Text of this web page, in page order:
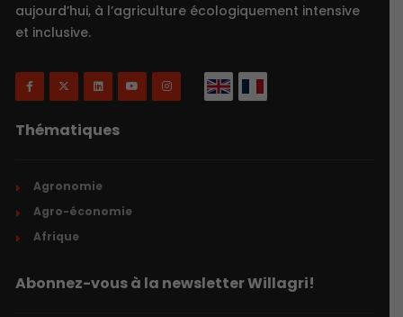
aujourd’hui, à l’agriculture écologiquement intensive
et inclusive.
Thématiques
Agronomie
Agro-économie
Afrique
Abonnez-vous à la newsletter Willagri!